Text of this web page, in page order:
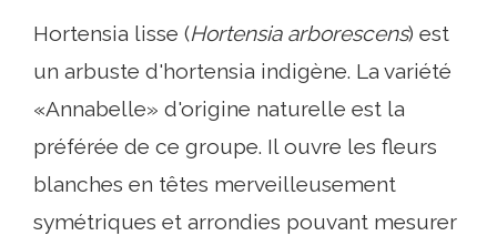
Hortensia lisse (Hortensia arborescens) est
un arbuste d'hortensia indigène. La variété
«Annabelle» d'origine naturelle est la
préférée de ce groupe. Il ouvre les fleurs
blanches en têtes merveilleusement
symétriques et arrondies pouvant mesurer